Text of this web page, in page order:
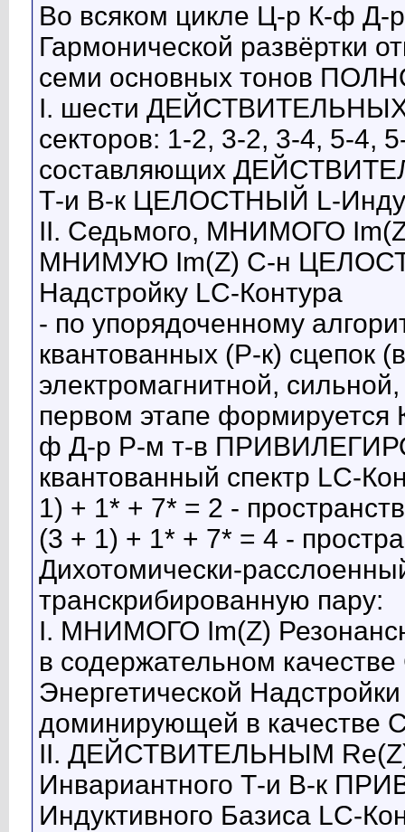
Во всяком цикле Ц-р К-ф
Гармонической развёртки
семи основных тонов
I. шести ДЕЙСТВИТЕЛЬНЫХ
секторов: 1-2, 3-2, 3-4, 5-4,
составляющих
Т-и В-к ЦЕЛОСТНЫЙ L-
II. Седьмого, МНИМОГО
МНИМУЮ Im(Z) С-н
Надстройку LC-Контура
- по упорядоченному
квантованных (Р-к) сцепок
электромагнитной,
первом этапе формируется
ф Д-р Р-м т-в
квантованный спектр LC-
1) + 1* + 7* = 2 -
(3 + 1) + 1* + 7* = 4 -
Дихотомически-
транскрибированную пару:
I. МНИМОГО Im(Z)
в содержательном
Энергетической
доминирующей в качестве
II. ДЕЙСТВИТЕЛЬНЫМ Re(Z)
Инвариантного Т-и В-к
Индуктивного Базиса LC-